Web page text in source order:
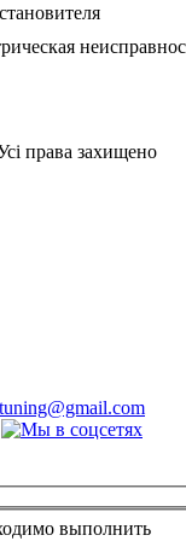
права захищено
выполнить